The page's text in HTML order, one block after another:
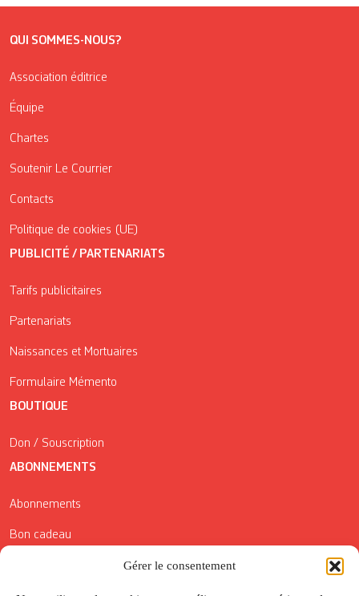
Gérer le consentement
QUI SOMMES-NOUS?
Association éditrice
Équipe
Chartes
Soutenir Le Courrier
Contacts
Politique de cookies (UE)
PUBLICITÉ / PARTENARIATS
Tarifs publicitaires
Partenariats
Naissances et Mortuaires
Formulaire Mémento
BOUTIQUE
Don / Souscription
ABONNEMENTS
Abonnements
Bon cadeau
Conditions générales de vente